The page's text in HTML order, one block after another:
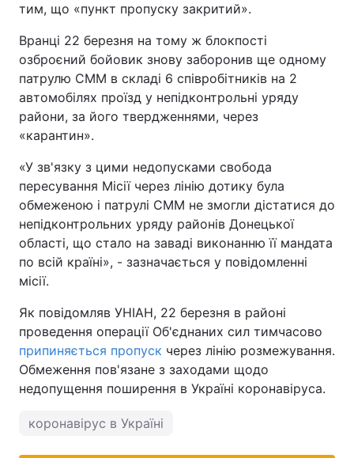
тим, що «пункт пропуску закритий».
Вранці 22 березня на тому ж блокпості
озброєний бойовик знову заборонив ще одному
патрулю СММ в складі 6 співробітників на 2
автомобілях проїзд у непідконтрольні уряду
райони, за його твердженнями, через
«карантин».
«У зв'язку з цими недопусками свобода
пересування Місії через лінію дотику була
обмеженою і патрулі СММ не змогли дістатися до
непідконтрольних уряду районів Донецької
області, що стало на заваді виконанню її мандата
по всій країні», - зазначається у повідомленні
місії.
Як повідомляв УНІАН, 22 березня в районі
проведення операції Об'єднаних сил тимчасово
припиняється пропуск через лінію розмежування.
Обмеження пов'язане з заходами щодо
недопущення поширення в Україні коронавіруса.
коронавірус в Україні